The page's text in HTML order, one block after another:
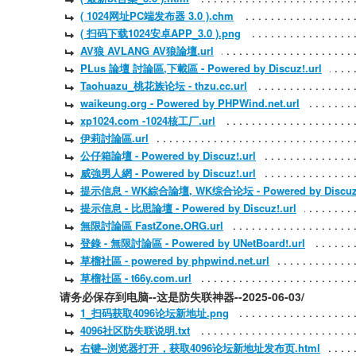
( 1024网址PC端发布器 3.0 ).chm
( 扫码下载1024安卓APP_3.0 ).png
AV狼 AVLANG AV狼論壇.url
PLus 論壇 討論區,下載區 - Powered by Discuz!.url
Taohuazu_桃花族论坛 - thzu.cc.url
waikeung.org - Powered by PHPWind.net.url
xp1024.com -1024核工厂.url
伊莉討論區.url
公仔箱論壇 - Powered by Discuz!.url
威強男人網 - Powered by Discuz!.url
提示信息 - WK綜合論壇, WK综合论坛 - Powered by
提示信息 - 比思論壇 - Powered by Discuz!.url
無限討論區 FastZone.ORG.url
登錄 - 無限討論區 - Powered by UNetBoard!.url
草榴社區 - powered by phpwind.net.url
草榴社區 - t66y.com.url
请务必保存到电脑--这是防失联神器--2025-06-03/
1_扫码获取4096论坛新地址.png
4096社区防失联说明.txt
右键--浏览器打开，获取4096论坛新地址发布页.html